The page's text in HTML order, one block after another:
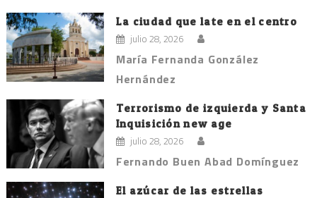
La ciudad que late en el centro
julio 28, 2026
María Fernanda González
Hernández
Terrorismo de izquierda y Santa
Inquisición new age
julio 28, 2026
Fernando Buen Abad Domínguez
El azúcar de las estrellas